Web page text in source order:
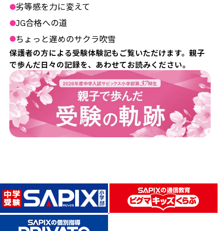
●劣等感を力に変えて
●JG合格への道
●ちょっと遅めのサクラ吹雪
保護者の方による受験体験記もご覧いただけます。親子
で歩んだ日々の記録を、あわせてお読みください。